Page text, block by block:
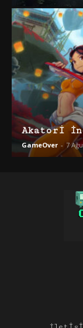
Akatori
GameOver - 7